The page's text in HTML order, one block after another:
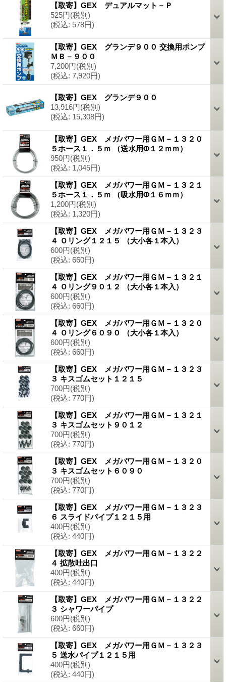
【取寄】GEX デュアルマット－Ｐ
525円(税別)
(税込: 578円)
【取寄】GEX グランデ９００ 交換用ポンプ
ＭＢ－９００
7,200円(税別)
(税込: 7,920円)
【取寄】GEX グランデ９００
13,916円(税別)
(税込: 15,308円)
【取寄】GEX メガパワー用ＧＭ－１３２０
５ホース１．５ｍ （送水用Φ１２ｍｍ）
950円(税別)
(税込: 1,045円)
【取寄】GEX メガパワー用ＧＭ－１３２１
５ホース１．５ｍ （吸水用Φ１６ｍｍ）
1,200円(税別)
(税込: 1,320円)
【取寄】GEX メガパワー用ＧＭ－１３２３
４ Ｏリング１２１５ （大小各１本入）
600円(税別)
(税込: 660円)
【取寄】GEX メガパワー用ＧＭ－１３２１
４ Ｏリング９０１２ （大小各１本入）
600円(税別)
(税込: 660円)
【取寄】GEX メガパワー用ＧＭ－１３２０
４ Ｏリング６０９０ （大小各１本入）
600円(税別)
(税込: 660円)
【取寄】GEX メガパワー用ＧＭ－１３２３
３ キスゴムセット１２１５
700円(税別)
(税込: 770円)
【取寄】GEX メガパワー用ＧＭ－１３２１
３ キスゴムセット９０１２
700円(税別)
(税込: 770円)
【取寄】GEX メガパワー用ＧＭ－１３２０
３ キスゴムセット６０９０
700円(税別)
(税込: 770円)
【取寄】GEX メガパワー用ＧＭ－１３２３
６ スライドパイプ１２１５用
400円(税別)
(税込: 440円)
【取寄】GEX メガパワー用ＧＭ－１３２２
４ 拡散吐出口
400円(税別)
(税込: 440円)
【取寄】GEX メガパワー用ＧＭ－１３２２
３ シャワーパイプ
600円(税別)
(税込: 660円)
【取寄】GEX メガパワー用ＧＭ－１３２３
５ 送水パイプ１２１５用
400円(税別)
(税込: 440円)